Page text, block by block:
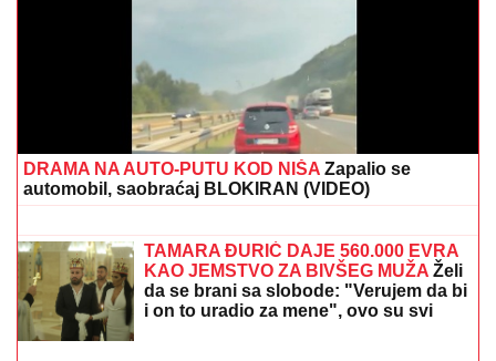
DRAMA NA AUTO-PUTU KOD NIŠA Zapalio se
automobil, saobraćaj BLOKIRAN (VIDEO)
Više od 300 godina služi goste na
istom mestu, e evo gde se nalazi